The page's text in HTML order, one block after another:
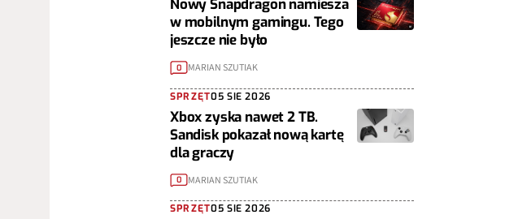
Nowy Snapdragon namiesza
w mobilnym gamingu. Tego
jeszcze nie było
0 MARIAN SZUTIAK
SPRZĘT05 SIE 2026
Xbox zyska nawet 2 TB.
Sandisk pokazał nową kartę
dla graczy
0 MARIAN SZUTIAK
SPRZĘT05 SIE 2026